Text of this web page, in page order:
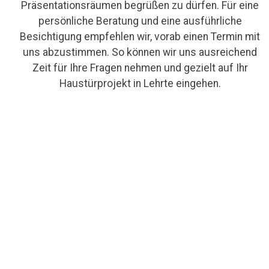
Präsentationsräumen begrüßen zu dürfen. Für eine
persönliche Beratung und eine ausführliche
Besichtigung empfehlen wir, vorab einen Termin mit
uns abzustimmen. So können wir uns ausreichend
Zeit für Ihre Fragen nehmen und gezielt auf Ihr
Haustürprojekt in Lehrte eingehen.